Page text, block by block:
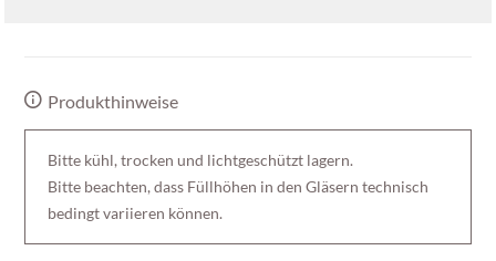
Produkthinweise
Bitte kühl, trocken und lichtgeschützt lagern.
Bitte beachten, dass Füllhöhen in den Gläsern technisch
bedingt variieren können.